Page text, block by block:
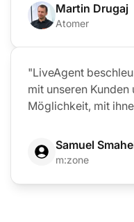
Martin Drugaj
Atomer
"LiveAgent
mit unseren
Möglichkeit, mit
Samuel
m:zone